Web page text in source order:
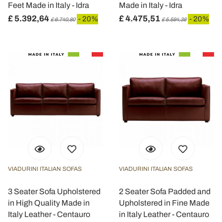
Feet Made in Italy - Idra
£ 5.392,64 £ 6.740,80 - 20%
Made in Italy - Idra
£ 4.475,51 £ 5.594,38 - 20%
VIADURINI ITALIAN SOFAS
3 Seater Sofa Upholstered
in High Quality Made in
Italy Leather - Centauro
VIADURINI ITALIAN SOFAS
2 Seater Sofa Padded and
Upholstered in Fine Made
in Italy Leather - Centauro